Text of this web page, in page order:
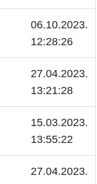
06.10.2023.
12:28:26
27.04.2023.
13:21:28
15.03.2023.
13:55:22
27.04.2023.